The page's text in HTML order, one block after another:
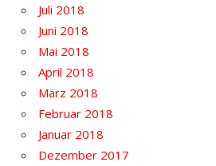
Juli 2018
Juni 2018
Mai 2018
April 2018
März 2018
Februar 2018
Januar 2018
Dezember 2017